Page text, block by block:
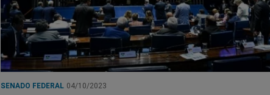
SENADO FEDERAL 04/10/2023